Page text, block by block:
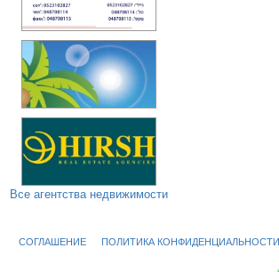
Все агентства недвижимости
СОГЛАШЕНИЕ ПОЛИТИКА КОНФИДЕНЦИАЛЬНОСТИ